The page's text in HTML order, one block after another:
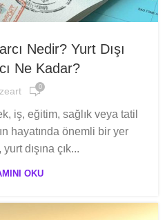
Nedir? Yurt Dışı
Ne Kadar?
0
iş, eğitim, sağlık veya tatil
hayatında önemli bir yer
dışına çık...
OKU